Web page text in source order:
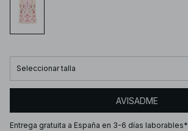
Seleccionar talla
AVISADME
Entrega gratuita a España en 3-6 días laborables*